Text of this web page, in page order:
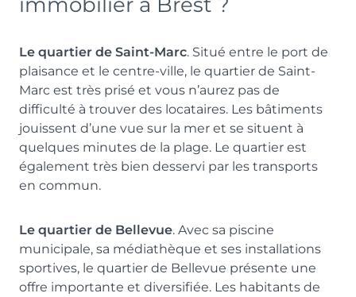
Le quartier de Saint-Marc. Situé entre le port de
plaisance et le centre-ville, le quartier de Saint-
Marc est très prisé et vous n’aurez pas de
difficulté à trouver des locataires. Les bâtiments
jouissent d’une vue sur la mer et se situent à
quelques minutes de la plage. Le quartier est
également très bien desservi par les transports
en commun.
Le quartier de Bellevue. Avec sa piscine
municipale, sa médiathèque et ses installations
sportives, le quartier de Bellevue présente une
offre importante et diversifiée. Les habitants de